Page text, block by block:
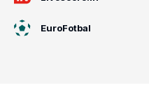
EuroFotbal